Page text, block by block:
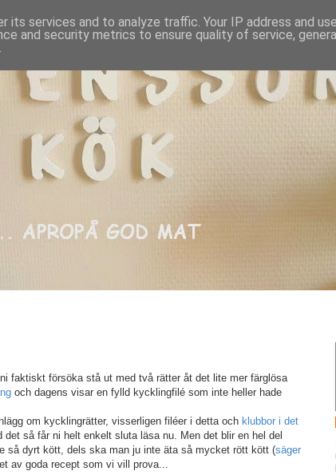
faktiskt försöka stå ut med två rätter åt det lite mer färglösa
och dagens visar en fylld kycklingfilé som inte heller hade
om kycklingrätter, visserligen filéer i detta och klubbor i det
så får ni helt enkelt sluta läsa nu. Men det blir en hel del
så dyrt kött, dels ska man ju inte äta så mycket rött kött (säger
av goda recept som vi vill prova...
its services and to analyze traffic. Your IP address and
and security metrics to ensure quality of service,